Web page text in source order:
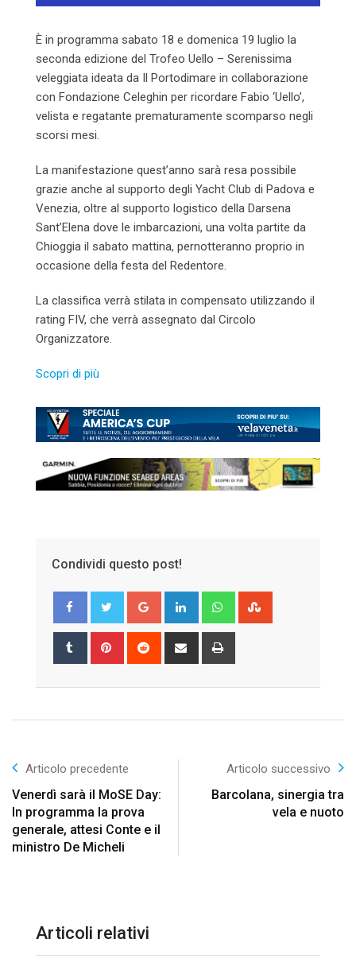
È in programma sabato 18 e domenica 19 luglio la
seconda edizione del Trofeo Uello – Serenissima
veleggiata ideata da Il Portodimare in collaborazione
con Fondazione Celeghin per ricordare Fabio ‘Uello’,
velista e regatante prematuramente scomparso negli
scorsi mesi.
La manifestazione quest’anno sarà resa possibile
grazie anche al supporto degli Yacht Club di Padova e
Venezia, oltre al supporto logistico della Darsena
Sant’Elena dove le imbarcazioni, una volta partite da
Chioggia il sabato mattina, pernotteranno proprio in
occasione della festa del Redentore.
La classifica verrà stilata in compensato utilizzando il
rating FIV, che verrà assegnato dal Circolo
Organizzatore.
Scopri di più
Condividi questo post!
Google+ LinkedIn Whatsapp
Tumblr Pinterest Reddit
Share
Articolo precedente
Venerdì sarà il MoSE Day:
In programma la prova
generale, attesi Conte e il
ministro De Micheli
Articolo successivo
Barcolana, sinergia tra
vela e nuoto
Articoli relativi